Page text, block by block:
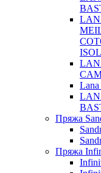
Пряжа
Пряжа